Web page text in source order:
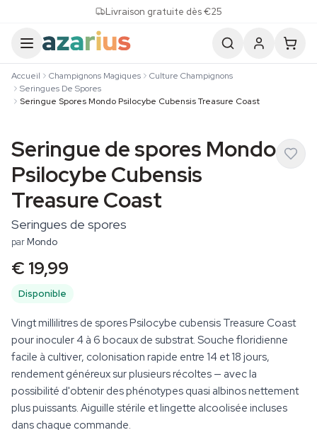
Livraison gratuite dès €25
Accueil Champignons Magiques
Culture Champignons
Seringues De Spores
Seringue Spores Mondo Psilocybe Cubensis Treasure Coast
Seringue de spores Mondo
Psilocybe Cubensis
Treasure Coast
Seringues de spores
parMondo
€ 19,99
Disponible
Vingt millilitres de spores Psilocybe cubensis Treasure Coast
pour inoculer 4 à 6 bocaux de substrat. Souche floridienne
facile à cultiver, colonisation rapide entre 14 et 18 jours,
rendement généreux sur plusieurs récoltes — avec la
possibilité d'obtenir des phénotypes quasi albinos nettement
plus puissants. Aiguille stérile et lingette alcoolisée incluses
dans chaque commande.